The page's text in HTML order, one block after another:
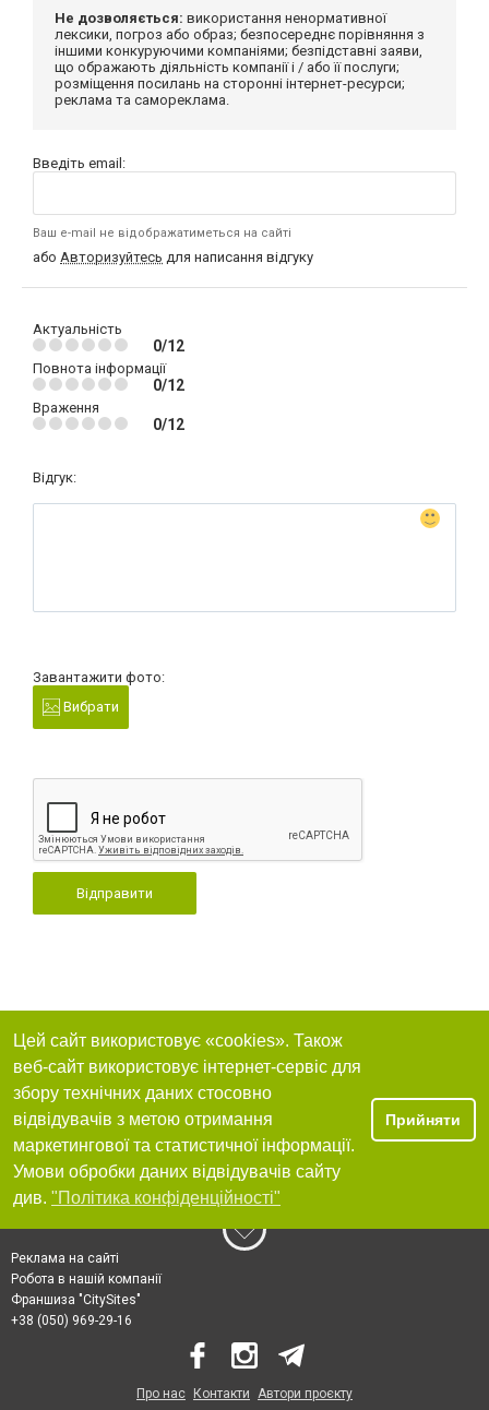
Не дозволяється: використання ненормативної
лексики, погроз або образ; безпосереднє порівняння з
іншими конкуруючими компаніями; безпідставні заяви,
що ображають діяльність компанії і / або її послуги;
розміщення посилань на сторонні інтернет-ресурси;
реклама та самореклама.
Введіть email:
Ваш e-mail не відображатиметься на сайті
або Авторизуйтесь для написання відгуку
Актуальність
0/12
Повнота інформації
0/12
Враження
0/12
Відгук:
Завантажити фото:
Вибрати
Відправити
Цей сайт використовує «cookies». Також
веб-сайт використовує інтернет-сервіс для
збору технічних даних стосовно
відвідувачів з метою отримання
маркетингової та статистичної інформації.
Умови обробки даних відвідувачів сайту
див. "Політика конфіденційності"
Прийняти
Реклама на сайті
Робота в нашій компанії
Франшиза "CitySites"
+38 (050) 969-29-16
Про нас Контакти Автори проєкту